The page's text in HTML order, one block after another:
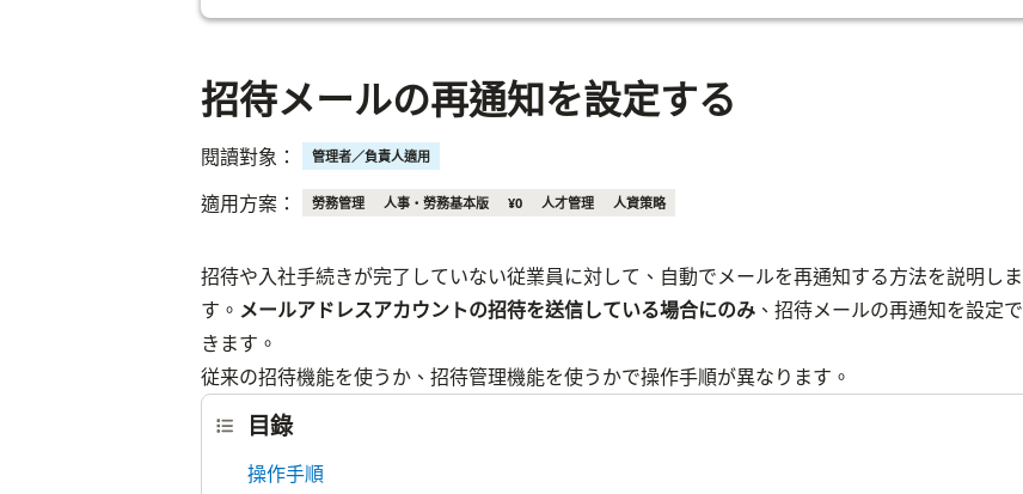
招待メールの再通知を設定する
閱讀對象： 管理者／負責人適用
適用方案： 勞務管理 人事・勞務基本版 ¥0 人才管理 人資策略
招待や入社手続きが完了していない従業員に対して、自動でメールを再通知する方法を説明しま
す。 メールアドレスアカウントの招待を送信している場合にのみ 、招待メールの再通知を設定で
きます。
従来の招待機能を使うか、招待管理機能を使うかで操作手順が異なります。
目錄
操作手順